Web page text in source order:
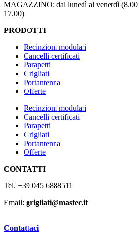
MAGAZZINO: dal lunedì al venerdì (8.00
17.00)
PRODOTTI
Recinzioni modulari
Cancelli certificati
Parapetti
Grigliati
Portantenna
Offerte
Recinzioni modulari
Cancelli certificati
Parapetti
Grigliati
Portantenna
Offerte
CONTATTI
Tel. +39 045 6888511
Email: grigliati@mastec.it
Contattaci